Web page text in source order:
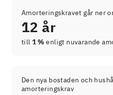
Amorteringskravet går ner
12 år
till 1 % enligt nuvarande
Den nya bostaden och
amorteringskrav